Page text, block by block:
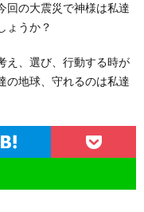
回の大震災で神様は私達
ょうか？
え、選び、行動する時が
の地球、守れるのは私達